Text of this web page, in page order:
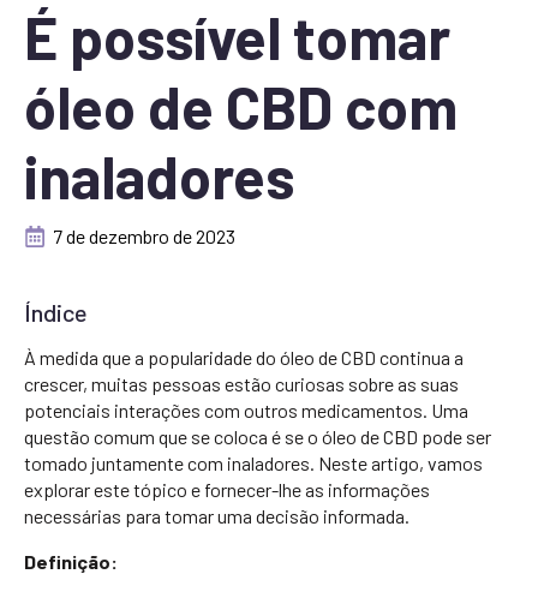
É possível tomar
óleo de CBD com
inaladores
7 de dezembro de 2023
À medida que a popularidade do óleo de CBD continua a
crescer, muitas pessoas estão curiosas sobre as suas
potenciais interações com outros medicamentos. Uma
questão comum que se coloca é se o óleo de CBD pode ser
tomado juntamente com inaladores. Neste artigo, vamos
explorar este tópico e fornecer-lhe as informações
necessárias para tomar uma decisão informada.
Definição:
Índice